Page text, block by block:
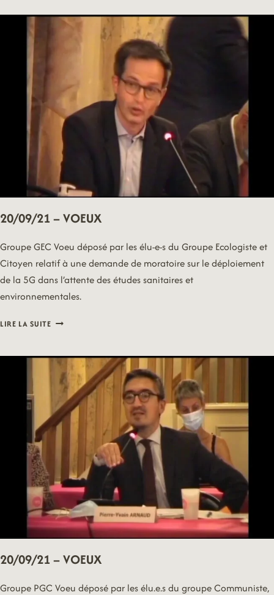
ORALES
20/09/21 – VOEUX
Groupe GEC Voeu déposé par les élu-e-s du Groupe Ecologiste et
Citoyen relatif à une demande de moratoire sur le déploiement
de la 5G dans l’attente des études sanitaires et
environnementales.
LIRE LA SUITE20/09/21
20/09/21 – VOEUX
Groupe PGC Voeu déposé par les élu.e.s du groupe Communiste,